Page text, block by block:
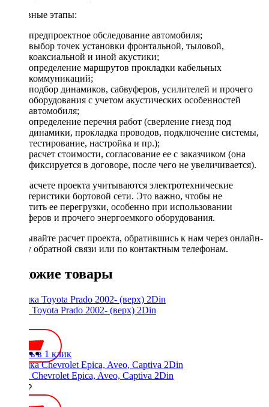
Основные этапы:
предпроектное обследование автомобиля;
выбор точек установки фронтальной, тыловой,
коаксиальной и иной акустики;
определение маршрутов прокладки кабельных
коммуникаций;
подбор динамиков, сабвуферов, усилителей и прочего
оборудования с учетом акустических особенностей
автомобиля;
определение перечня работ (сверление гнезд под
динамики, прокладка проводов, подключение системы,
тестирование, настройка и пр.);
расчет стоимости, согласование ее с заказчиком (она
фиксируется в договоре, после чего не увеличивается).
При расчете проекта учитываются электротехнические
характеристики бортовой сети. Это важно, чтобы не
допустить ее перегрузки, особенно при использовании
сабвуферов и прочего энергоемкого оборудования.
Заказывайте расчет проекта, обратившись к нам через онлайн-
форму обратной связи или по контактным телефонам.
Похожие товары
Рамка Toyota Prado 2002- (верх) 2Din
Купить в 1 клик
Рамка Chevrolet Epica, Aveo, Captiva 2Din
1500 ₽